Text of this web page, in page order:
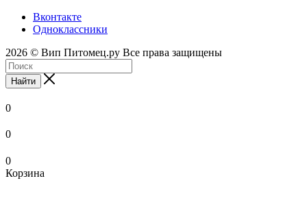
Вконтакте
Одноклассники
2026 © Вип Питомец.ру Все права защищены
Найти
0
0
0
Корзина